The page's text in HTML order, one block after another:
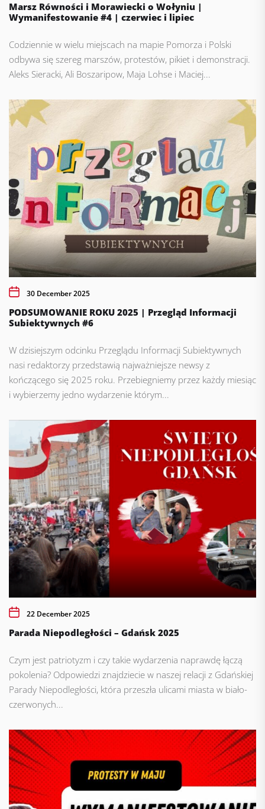
Marsz Równości i Morawiecki o Wołyniu |
Wymanifestowanie #4 | czerwiec i lipiec
Codziennie w wielu miejscach na mapie Pomorza i Polski
odbywa się szereg marszów, protestów, pikiet i demonstracji.
Aleks Sieracki, Ali Boszaripow, Maja Lohse i Maciej...
30 December 2025
PODSUMOWANIE ROKU 2025 | Przegląd Informacji
Subiektywnych #6
W dzisiejszym odcinku Przeglądu Informacji Subiektywnych
nasi redaktorzy przedstawią najważniejsze newsy z
kończącego się 2025 roku. Przebiegniemy przez każdy miesiąc
i wybierzemy jedno wydarzenie którym...
22 December 2025
Parada Niepodległości – Gdańsk 2025
Czym jest patriotyzm i czy takie wydarzenia naprawdę łączą
pokolenia? Odpowiedzi znajdziecie w naszej relacji z Gdańskiej
Parady Niepodległości, która przeszła ulicami miasta w biało-
czerwonych...